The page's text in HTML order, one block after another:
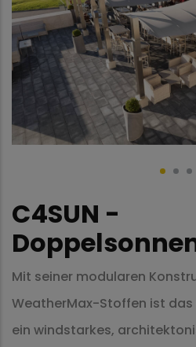
C4SUN -
Mit seiner modularen
WeatherMax-Stoffen ist das
ein windstarkes,